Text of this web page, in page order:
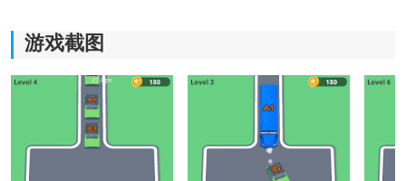
游戏截图